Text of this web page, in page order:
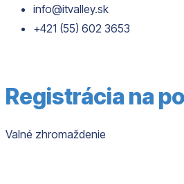
info@itvalley.sk
+421 (55) 602 3653
Registrácia na
Valné zhromaždenie